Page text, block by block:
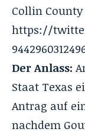
Collin
https://
Der Anlass:
Staat Texas
Antrag auf
nachdem